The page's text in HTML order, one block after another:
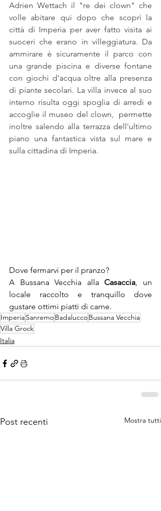
Adrien Wettach il "re dei clown" che
volle abitare qui dopo che scoprì la
città di Imperia per aver fatto visita ai
suoceri che erano in villeggiatura. Da
ammirare è sicuramente il parco con
una grande piscina e diverse fontane
con giochi d'acqua oltre alla presenza
di piante secolari. La villa invece al suo
interno risulta oggi spoglia di arredi e
accoglie il museo del clown,  permette
inoltre salendo alla terrazza dell'ultimo
piano una fantastica vista sul mare e
sulla cittadina di Imperia.
Dove fermarvi per il pranzo?
A Bussana Vecchia alla Casaccia, un
locale raccolto e tranquillo dove
gustare ottimi piatti di carne.
ImperiaSanremoBadaluccoBussana Vecchia
Villa Grock
Italia
Post recenti Mostra tutti